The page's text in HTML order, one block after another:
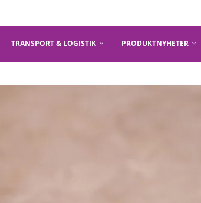
TRANSPORT & LOGISTIK PRODUKTNYHETER